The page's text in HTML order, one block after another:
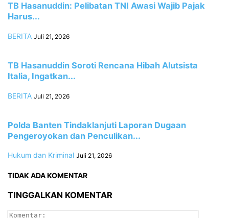
TB Hasanuddin: Pelibatan TNI Awasi Wajib Pajak
Harus...
BERITA Juli 21, 2026
TB Hasanuddin Soroti Rencana Hibah Alutsista
Italia, Ingatkan...
BERITA Juli 21, 2026
Polda Banten Tindaklanjuti Laporan Dugaan
Pengeroyokan dan Penculikan...
Hukum dan Kriminal Juli 21, 2026
TIDAK ADA KOMENTAR
TINGGALKAN KOMENTAR